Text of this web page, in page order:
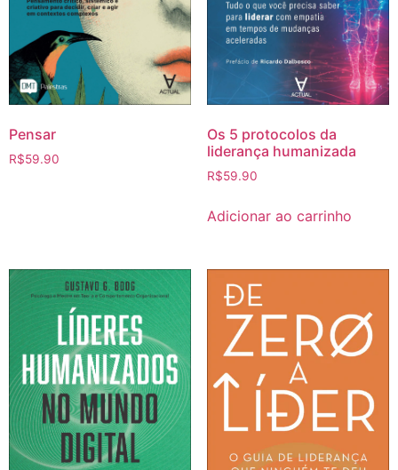
Pensar
R$59.90
Os 5 protocolos da
liderança humanizada
R$59.90
Adicionar ao carrinho